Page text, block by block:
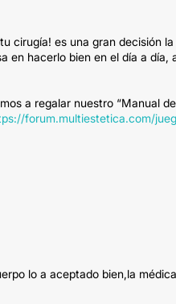
cirugía! es una gran decisión
en hacerlo bien en el día a
a regalar nuestro “Manual
forum.multiestetica.com/
lo a aceptado bien,la